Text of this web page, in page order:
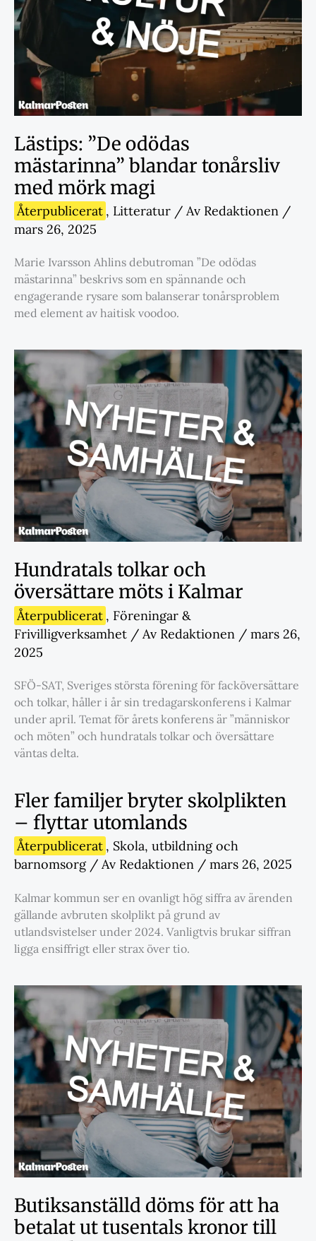
Lästips: ”De odödas
mästarinna” blandar tonårsliv
med mörk magi
Återpublicerat , Litteratur / Av Redaktionen /
mars 26, 2025
Marie Ivarsson Ahlins debutroman ”De odödas
mästarinna” beskrivs som en spännande och
engagerande rysare som balanserar tonårsproblem
med element av haitisk voodoo.
Hundratals tolkar och
översättare möts i Kalmar
Återpublicerat , Föreningar &
Frivilligverksamhet / Av Redaktionen / mars 26,
2025
SFÖ-SAT, Sveriges största förening för facköversättare
och tolkar, håller i år sin tredagarskonferens i Kalmar
under april. Temat för årets konferens är ”människor
och möten” och hundratals tolkar och översättare
väntas delta.
Fler familjer bryter skolplikten
– flyttar utomlands
Återpublicerat , Skola, utbildning och
barnomsorg/ Av Redaktionen / mars 26, 2025
Kalmar kommun ser en ovanligt hög siffra av ärenden
gällande avbruten skolplikt på grund av
utlandsvistelser under 2024. Vanligtvis brukar siffran
ligga ensiffrigt eller strax över tio.
Butiksanställd döms för att ha
betalat ut tusentals kronor till